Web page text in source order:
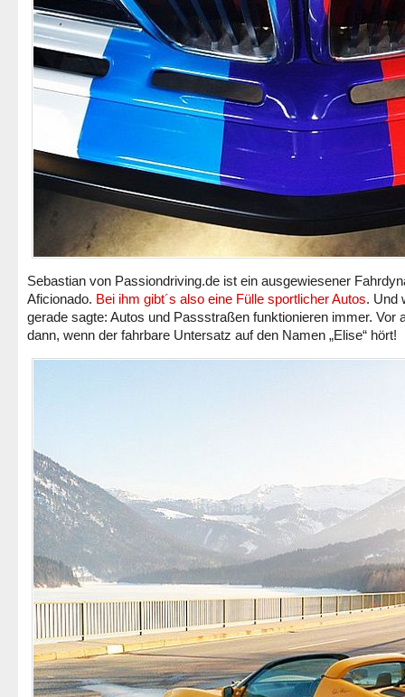
Sebastian von Passiondriving.de ist ein ausgewiesener
Aficionado. Bei ihm gibt´s also eine Fülle sportlicher Autos. Und
gerade sagte: Autos und Passstraßen funktionieren immer. Vor
dann, wenn der fahrbare Untersatz auf den Namen „Elise“ hört!